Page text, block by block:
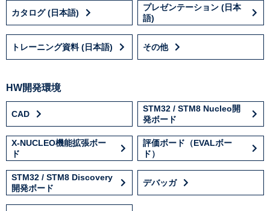
カタログ (日本語)
プレゼンテーション (日本
語)
トレーニング資料 (日本語) その他
HW開発環境
CAD
STM32 / STM8 Nucleo開
発ボード
X-NUCLEO機能拡張ボー
ド
評価ボード（EVALボー
ド）
STM32 / STM8 Discovery
開発ボード
デバッガ